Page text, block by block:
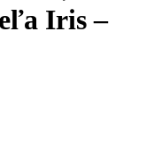
Iris –